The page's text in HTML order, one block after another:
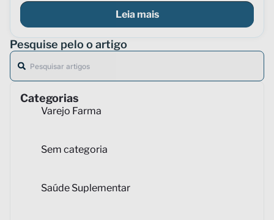
Leia mais
Pesquise pelo o artigo
Categorias
Varejo Farma
Sem categoria
Saúde Suplementar